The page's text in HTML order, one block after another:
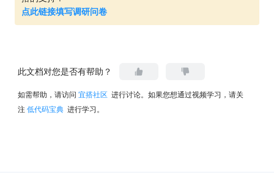
点此链接填写调研问卷
此文档对您是否有帮助？
如需帮助，请访问 宜搭社区 进行讨论。如果您想通过视频学习，请关
注 低代码宝典 进行学习。